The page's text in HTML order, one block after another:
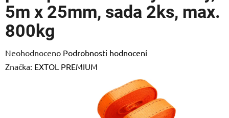
5m x 25mm, sada 2ks, max.
800kg
Průměrné
hodnocení
Neohodnoceno Podrobnosti hodnocení
Značka: EXTOL PREMIUM